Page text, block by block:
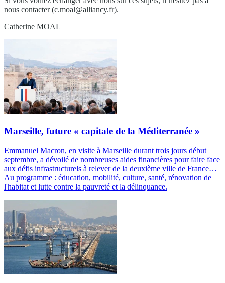
nous contacter (c.moal@alliancy.fr).
Catherine MOAL
Marseille, future « capitale de la Méditerranée »
Emmanuel Macron, en visite à Marseille durant trois jours début
septembre, a dévoilé de nombreuses aides financières pour faire face
aux défis infrastructurels à relever de la deuxième ville de France…
Au programme : éducation, mobilité, culture, santé, rénovation de
l'habitat et lutte contre la pauvreté et la délinquance.